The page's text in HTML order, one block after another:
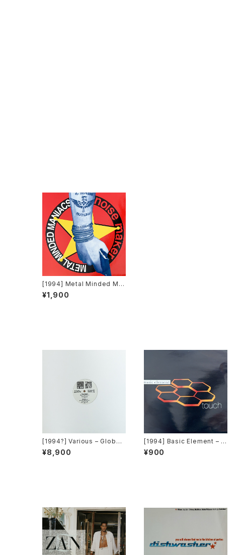
[1994] Metal Minded Ma
niacs – Noise Maker [Bull
dozer Records]
¥1,900
[1994?] Various – Global
Dance Network - TECH・
KARA REMIX FOR CLUB P
¥8,900
[1994] Basic Element – T
ouch [EMI United Kingdo
m]
¥900